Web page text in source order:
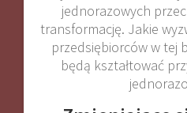
jednorazowych
transformację. Jakie
przedsiębiorców w tej
będą kształtować